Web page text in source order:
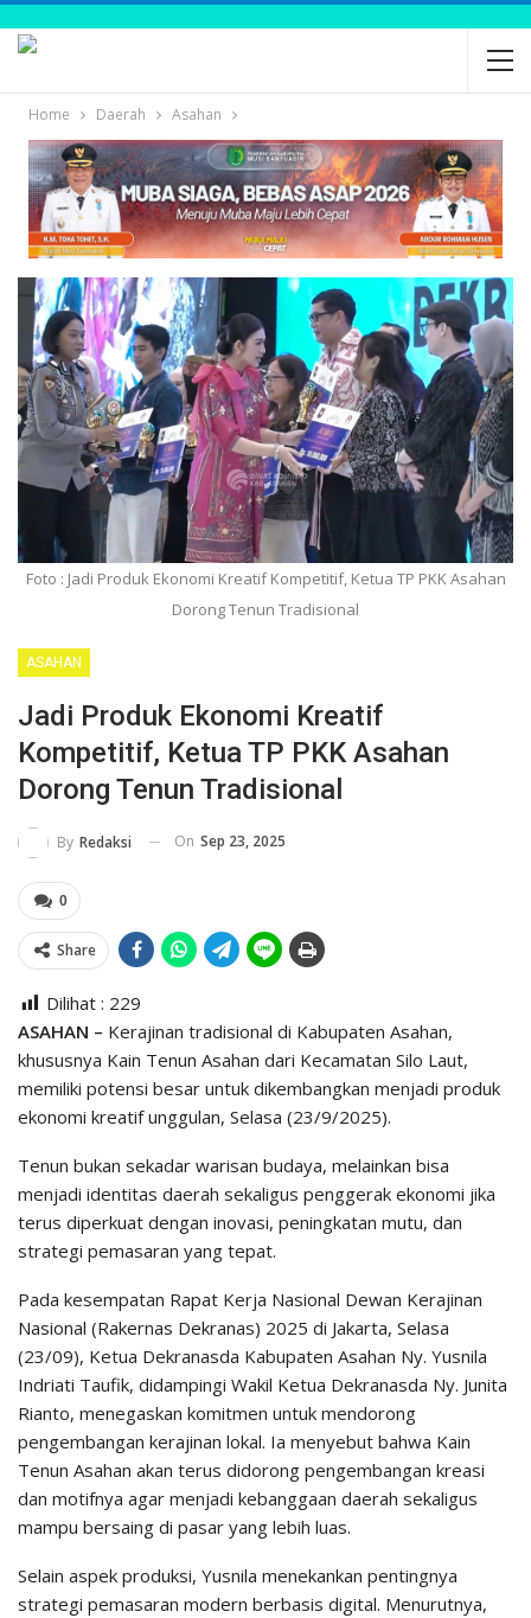
Home Daerah Asahan
Foto : Jadi Produk Ekonomi Kreatif Kompetitif, Ketua TP PKK Asahan
Dorong Tenun Tradisional
ASAHAN
Jadi Produk Ekonomi Kreatif
Kompetitif, Ketua TP PKK Asahan
Dorong Tenun Tradisional
By Redaksi On Sep 23, 2025
0
Share
Dilihat : 229
ASAHAN – Kerajinan tradisional di Kabupaten Asahan,
khususnya Kain Tenun Asahan dari Kecamatan Silo Laut,
memiliki potensi besar untuk dikembangkan menjadi produk
ekonomi kreatif unggulan, Selasa (23/9/2025).
Tenun bukan sekadar warisan budaya, melainkan bisa
menjadi identitas daerah sekaligus penggerak ekonomi jika
terus diperkuat dengan inovasi, peningkatan mutu, dan
strategi pemasaran yang tepat.
Pada kesempatan Rapat Kerja Nasional Dewan Kerajinan
Nasional (Rakernas Dekranas) 2025 di Jakarta, Selasa
(23/09), Ketua Dekranasda Kabupaten Asahan Ny. Yusnila
Indriati Taufik, didampingi Wakil Ketua Dekranasda Ny. Junita
Rianto, menegaskan komitmen untuk mendorong
pengembangan kerajinan lokal. Ia menyebut bahwa Kain
Tenun Asahan akan terus didorong pengembangan kreasi
dan motifnya agar menjadi kebanggaan daerah sekaligus
mampu bersaing di pasar yang lebih luas.
Selain aspek produksi, Yusnila menekankan pentingnya
strategi pemasaran modern berbasis digital. Menurutnya,